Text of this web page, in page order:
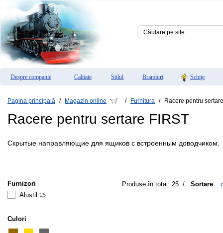
Despre companie Calitate Stilul Branduri Schiţe
Pagina principală / Magazin online / Furnitura / Racere pentru
Racere pentru sertare FIRST
Скрытые направляющие для ящиков с встроенным доводчиком.
Furnizori
Alustil
25
Culori
Produse în total: 25 / Sortare